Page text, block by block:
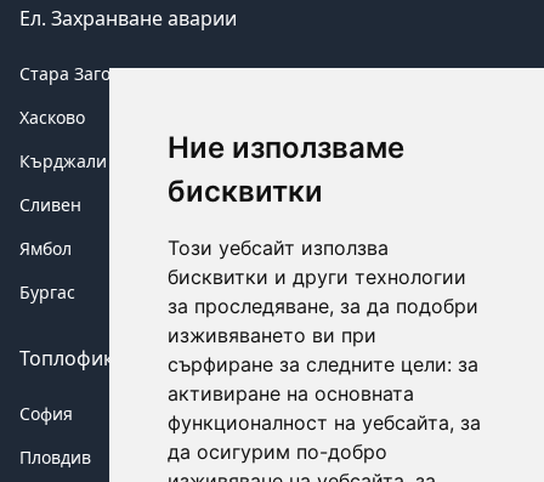
Ние използваме
бисквитки
Този уебсайт използва
бисквитки и други технологии
за проследяване, за да подобри
изживяването ви при
сърфиране за следните цели: за
активиране на основната
функционалност на уебсайта, за
да осигурим по-добро
Ел. Захранване аварии
Стара Загора
Хасково
Кърджали
Сливен
Ямбол
Бургас
Топлофикация аварии
София
Пловдив